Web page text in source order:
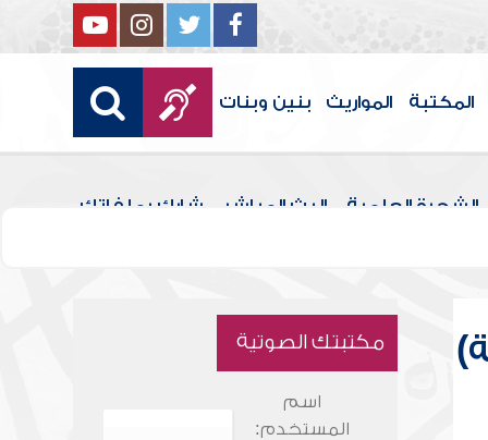
المكتبة المواريث بنين وبنات
الشجرة العلمية البث المباشر شارك بملفاتك
مكتبتك الصوتية
اسم
المستخدم: